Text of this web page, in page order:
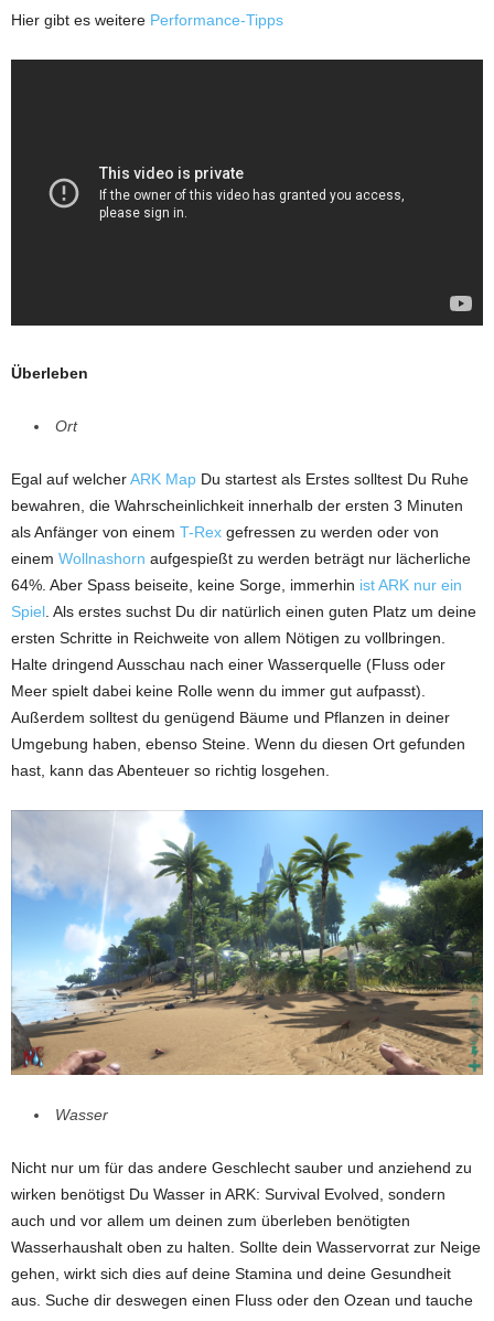
Hier gibt es weitere Performance-Tipps
Überleben
Ort
Egal auf welcherARK Map Du startest als Erstes solltest Du Ruhe
bewahren, die Wahrscheinlichkeit innerhalb der ersten 3 Minuten
als Anfänger von einem T-Rex gefressen zu werden oder von
einem Wollnashorn aufgespießt zu werden beträgt nur lächerliche
64%. Aber Spass beiseite, keine Sorge, immerhin ist ARK nur ein
Spiel . Als erstes suchst Du dir natürlich einen guten Platz um deine
ersten Schritte in Reichweite von allem Nötigen zu vollbringen.
Halte dringend Ausschau nach einer Wasserquelle (Fluss oder
Meer spielt dabei keine Rolle wenn du immer gut aufpasst).
Außerdem solltest du genügend Bäume und Pflanzen in deiner
Umgebung haben, ebenso Steine. Wenn du diesen Ort gefunden
hast, kann das Abenteuer so richtig losgehen.
Wasser
Nicht nur um für das andere Geschlecht sauber und anziehend zu
wirken benötigst Du Wasser in ARK: Survival Evolved, sondern
auch und vor allem um deinen zum überleben benötigten
Wasserhaushalt oben zu halten. Sollte dein Wasservorrat zur Neige
gehen, wirkt sich dies auf deine Stamina und deine Gesundheit
aus. Suche dir deswegen einen Fluss oder den Ozean und tauche